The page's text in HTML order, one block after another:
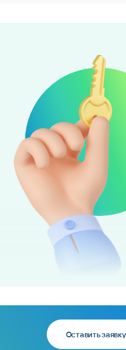
Оставить заявку